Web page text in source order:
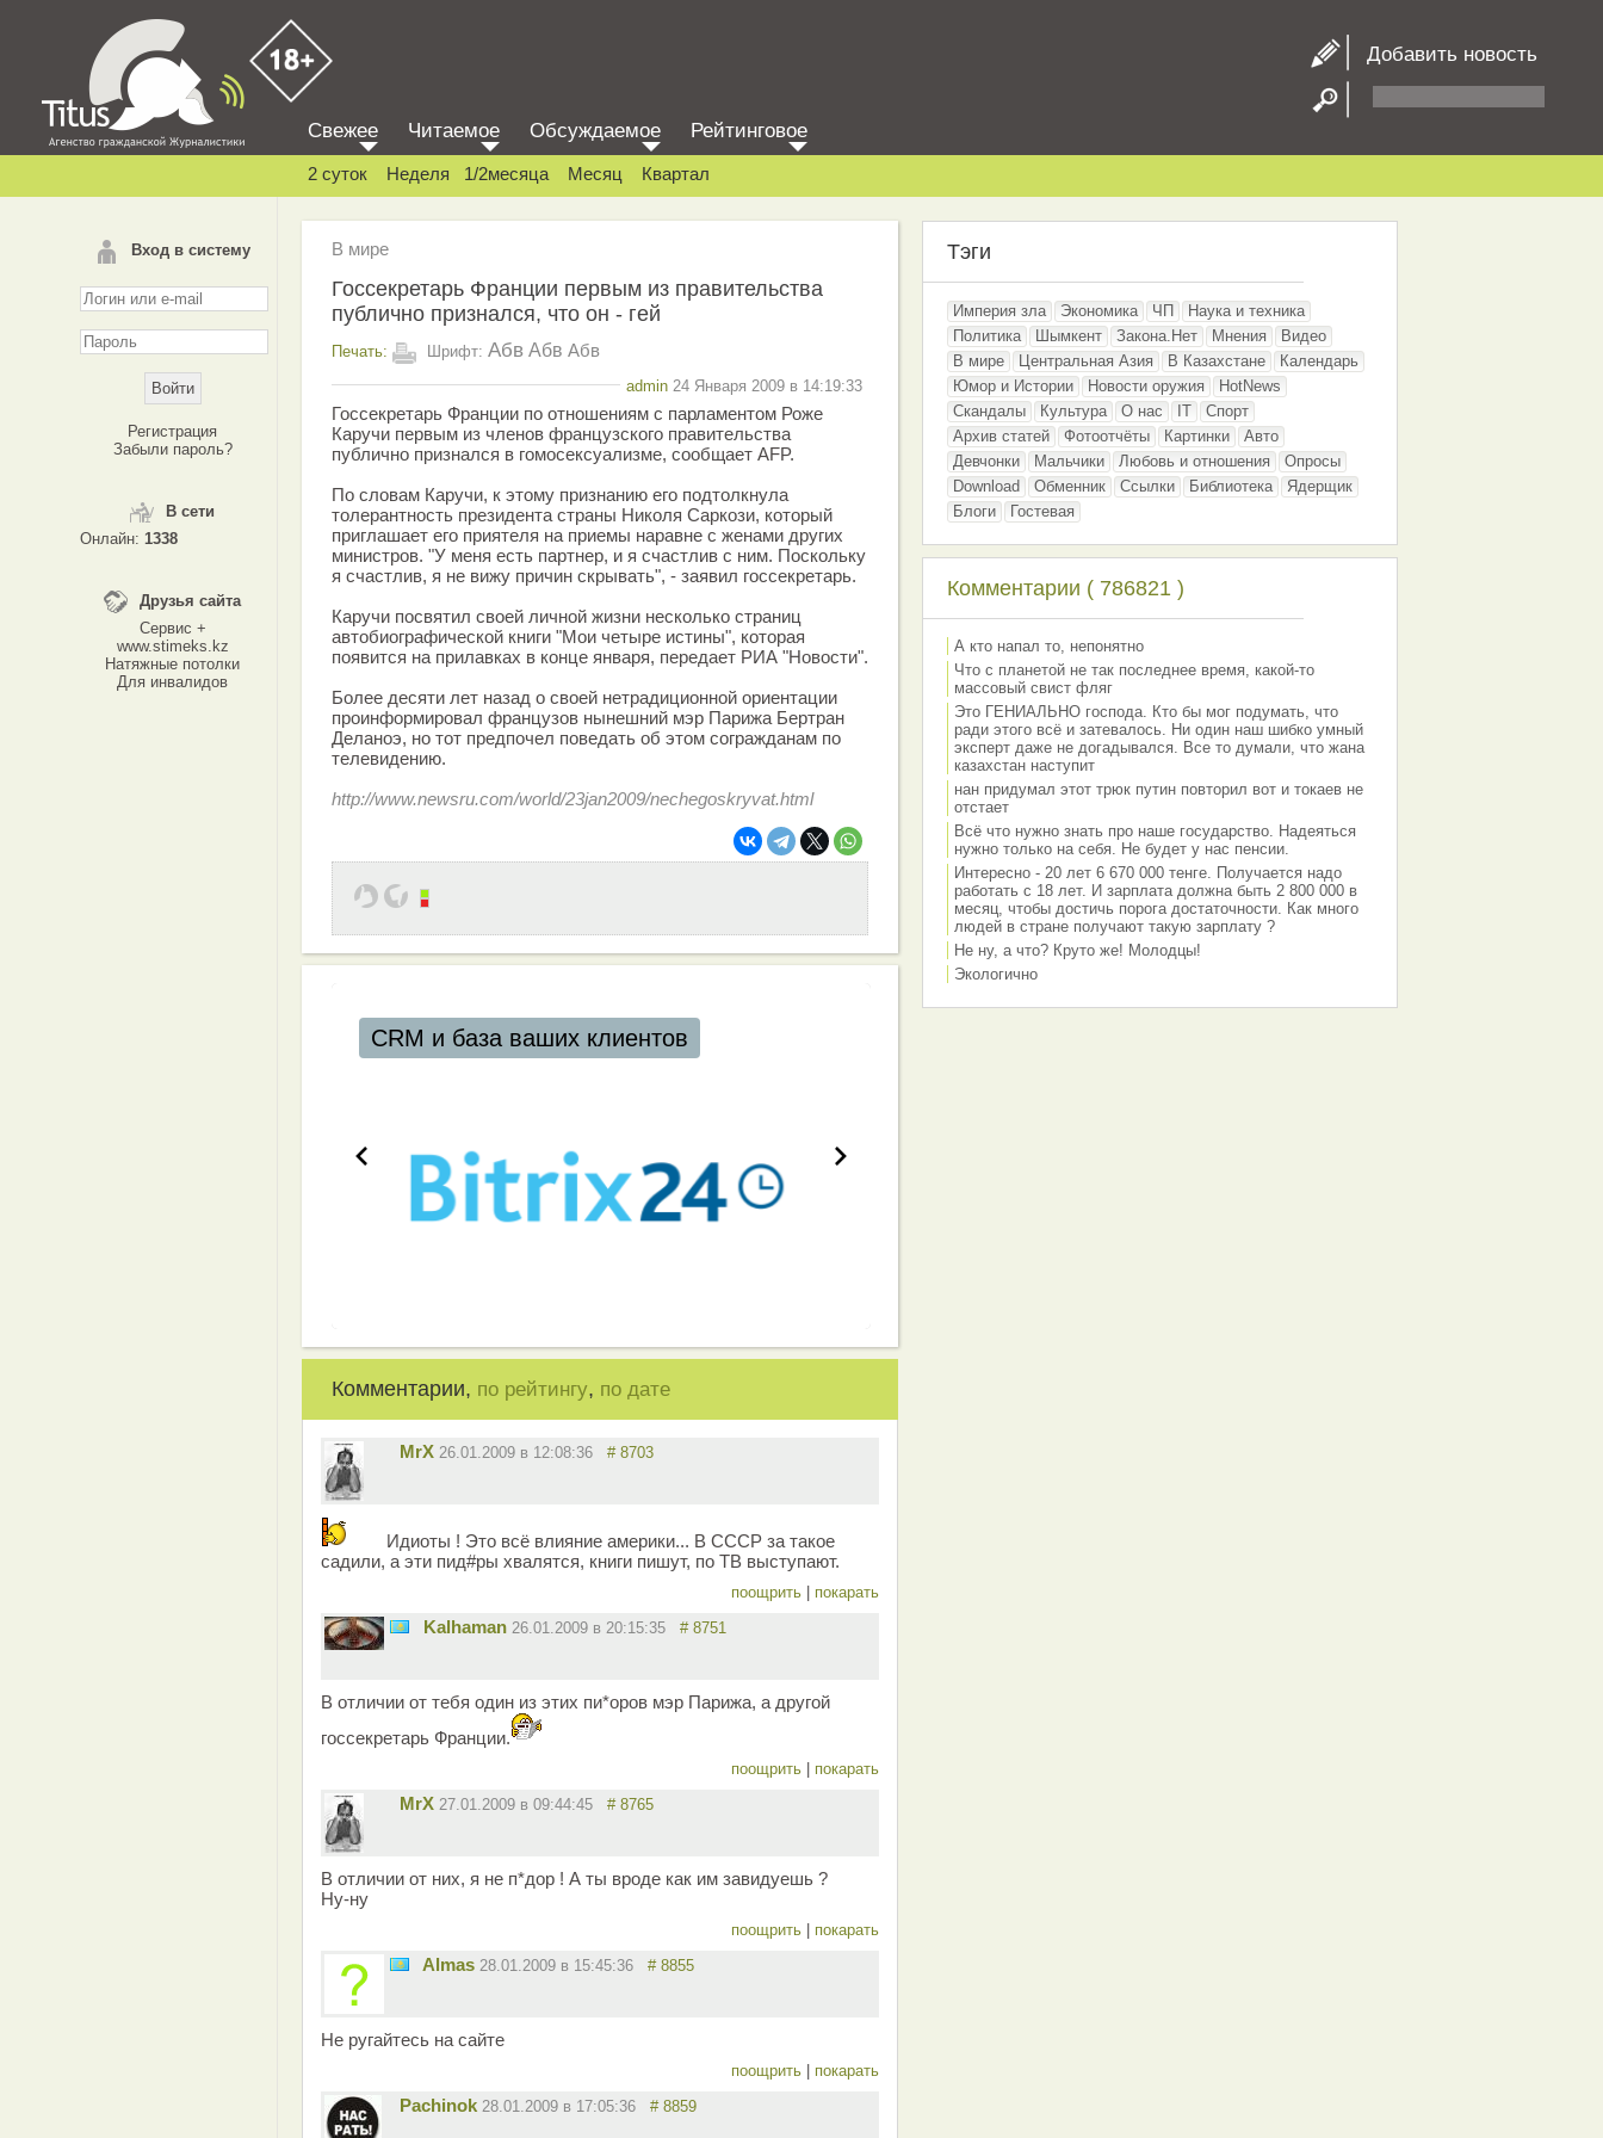
Добавить новость
Вход в систему
Регистрация
Забыли пароль?
В сети
Онлайн: 1338
Друзья сайта
Сервис +
www.stimeks.kz
Натяжные потолки
Для инвалидов
Свежее Читаемое Обсуждаемое Рейтинговое
2 суток Неделя 1/2месяца Месяц Квартал
В мире
Госсекретарь Франции первым из правительства
публично признался, что он - гей
Печать: Шрифт: Абв Абв Абв
admin 24 Января 2009 в 14:19:33
Госсекретарь Франции по отношениям с парламентом Роже
Каручи первым из членов французского правительства
публично признался в гомосексуализме, сообщает AFP.
По словам Каручи, к этому признанию его подтолкнула
толерантность президента страны Николя Саркози, который
приглашает его приятеля на приемы наравне с женами других
министров. "У меня есть партнер, и я счастлив с ним. Поскольку
я счастлив, я не вижу причин скрывать", - заявил госсекретарь.
Каручи посвятил своей личной жизни несколько страниц
автобиографической книги "Мои четыре истины", которая
появится на прилавках в конце января, передает РИА "Новости".
Более десяти лет назад о своей нетрадиционной ориентации
проинформировал французов нынешний мэр Парижа Бертран
Деланоэ, но тот предпочел поведать об этом согражданам по
телевидению.
http://www.newsru.com/world/23jan2009/nechegoskryvat.html
CRM и база ваших клиентов
Комментарии, по рейтингу, по дате
MrX 26.01.2009 в 12:08:36 # 8703
Идиоты ! Это всё влияние америки... В СССР за такое
садили, а эти пид#ры хвалятся, книги пишут, по ТВ выступают.
поощрить покарать
Kalhaman 26.01.2009 в 20:15:35 # 8751
В отличии от тебя один из этих пи*оров мэр Парижа, а другой
госсекретарь Франции.
поощрить покарать
MrX 27.01.2009 в 09:44:45 # 8765
В отличии от них, я не п*дор ! А ты вроде как им завидуешь ?
Ну-ну
поощрить покарать
Almas 28.01.2009 в 15:45:36 # 8855
Не ругайтесь на сайте
поощрить покарать
Pachinok 28.01.2009 в 17:05:36 # 8859
Тэги
Империя зла Экономика ЧП
Наука и техника
Политика
Шымкент Закона.Нет Мнения
Видео
В мире
Центральная Азия В Казахстане
Календарь
Юмор и Истории
Новости оружия
HotNews
Скандалы
Культура О нас IT
Спорт
Архив статей
Фотоотчёты Картинки
Авто
Девчонки
Мальчики Любовь и отношения
Опросы
Download
Обменник Ссылки Библиотека
Ядерщик
Блоги
Гостевая
Комментарии ( 786821 )
А кто напал то, непонятно
Что с планетой не так последнее время, какой-то
массовый свист фляг
Это ГЕНИАЛЬНО господа. Кто бы мог подумать, что
ради этого всё и затевалось. Ни один наш шибко умный
эксперт даже не догадывался. Все то думали, что жана
казахстан наступит
нан придумал этот трюк путин повторил вот и токаев не
отстает
Всё что нужно знать про наше государство. Надеяться
нужно только на себя. Не будет у нас пенсии.
Интересно - 20 лет 6 670 000 тенге. Получается надо
работать с 18 лет. И зарплата должна быть 2 800 000 в
месяц, чтобы достичь порога достаточности. Как много
людей в стране получают такую зарплату ?
Не ну, а что? Круто же! Молодцы!
Экологично